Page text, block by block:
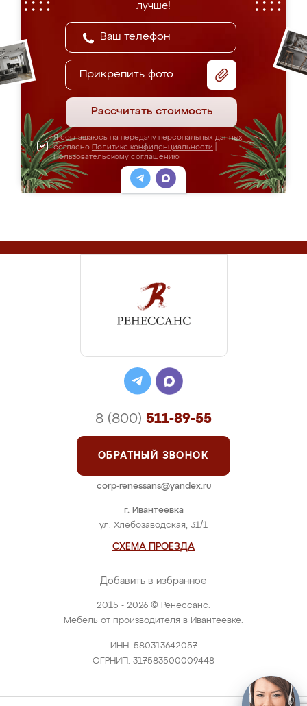
лучше!
Прикрепить фото
Рассчитать стоимость
Я соглашаюсь на передачу персональных данных
согласно Политике конфиденциальности
Пользовательскому соглашению
2015 - 2026 © Ренессанс.
Мебель от производителя в Ивантеевке.
ИНН: 580313642057
ОГРНИП: 317583500009448
г. Ивантеевка
ул. Хлебозаводская, 31/1
СХЕМА ПРОЕЗДА
Добавить в избранное
8 (800) 511-89-55
ОБРАТНЫЙ ЗВОНОК
corp-renessans@yandex.ru